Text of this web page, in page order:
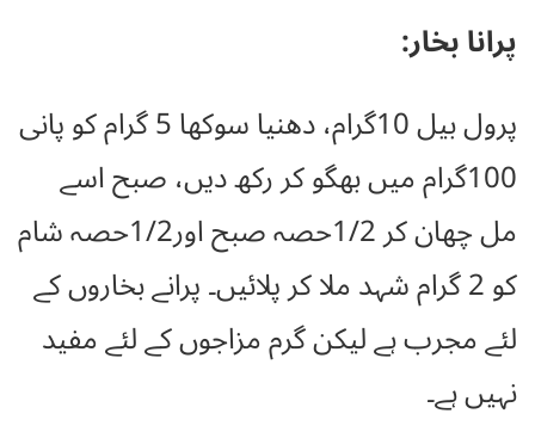
پرانا بخار:
پرول بیل 10گرام، دھنیا سوکھا 5 گرام کو پانی
100گرام میں بھگو کر رکھ دیں، صبح اسے
مل چھان کر 1/2حصہ صبح اور1/2حصہ شام
کو 2 گرام شہد ملا کر پلائیں۔ پرانے بخاروں کے
لئے مجرب ہے لیکن گرم مزاجوں کے لئے مفید
نہیں ہے۔